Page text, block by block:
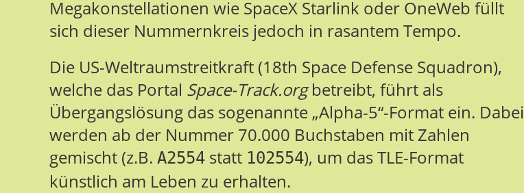
Megakonstellationen wie SpaceX Starlink oder OneWeb füllt
sich dieser Nummernkreis jedoch in rasantem Tempo.
Die US-Weltraumstreitkraft (18th Space Defense Squadron),
welche das Portal Space-Track.orgbetreibt, führt als
Übergangslösung das sogenannte „Alpha-5“-Format ein. Dabei
werden ab der Nummer 70.000 Buchstaben mit Zahlen
gemischt (z.B. A2554statt 102554), um das TLE-Format
künstlich am Leben zu erhalten.